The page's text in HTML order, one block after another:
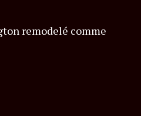
remodelé comme